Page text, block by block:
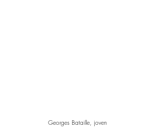
Georges Bataille, joven